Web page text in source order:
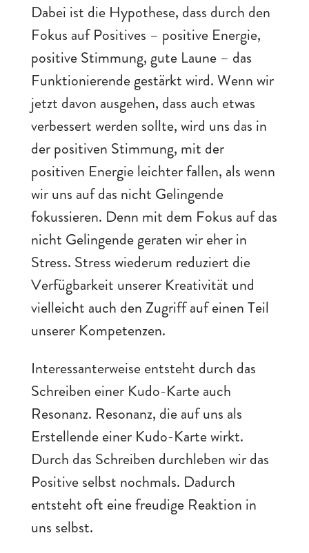
Dabei ist die Hypothese, dass durch den
Fokus auf Positives – positive Energie,
positive Stimmung, gute Laune – das
Funktionierende gestärkt wird. Wenn wir
jetzt davon ausgehen, dass auch etwas
verbessert werden sollte, wird uns das in
der positiven Stimmung, mit der
positiven Energie leichter fallen, als wenn
wir uns auf das nicht Gelingende
fokussieren. Denn mit dem Fokus auf das
nicht Gelingende geraten wir eher in
Stress. Stress wiederum reduziert die
Verfügbarkeit unserer Kreativität und
vielleicht auch den Zugriff auf einen Teil
unserer Kompetenzen.
Interessanterweise entsteht durch das
Schreiben einer Kudo-Karte auch
Resonanz. Resonanz, die auf uns als
Erstellende einer Kudo-Karte wirkt.
Durch das Schreiben durchleben wir das
Positive selbst nochmals. Dadurch
entsteht oft eine freudige Reaktion in
uns selbst.